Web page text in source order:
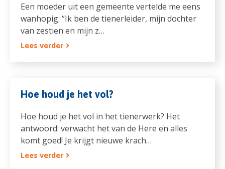
Een moeder uit een gemeente vertelde me eens
wanhopig: “Ik ben de tienerleider, mijn dochter
van zestien en mijn z…
Lees verder
Hoe houd je het vol?
Hoe houd je het vol in het tienerwerk? Het
antwoord: verwacht het van de Here en alles
komt goed! Je krijgt nieuwe krach…
Lees verder